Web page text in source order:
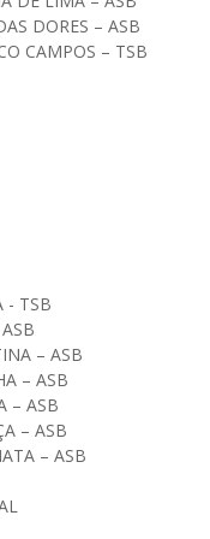
DORES – ASB
CAMPOS – TSB
- TSB
– ASB
– ASB
– ASB
– ASB
– ASB